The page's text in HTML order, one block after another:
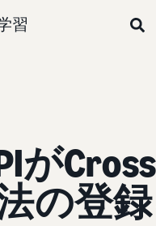
習
が
の登